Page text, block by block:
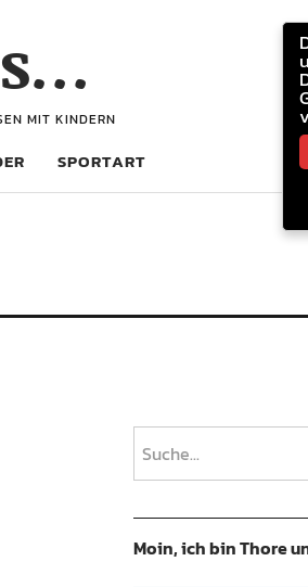
MIT KINDERN
SPORTART
Moin, ich bin Thore